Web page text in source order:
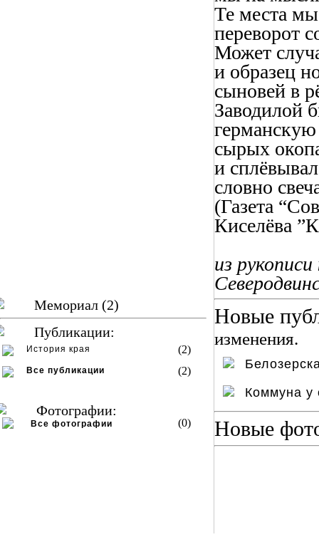
Мемориал (2)
Публикации:
История края (2)
Все публикации (2)
Фотографии:
Все фотографии (0)
Те места мы
переворот
Может
и образец
сыновей в
Заводилой
сырых
и
словно
(Газета
Киселёва
из
Новые
изменения.
Коммуна у
Новые